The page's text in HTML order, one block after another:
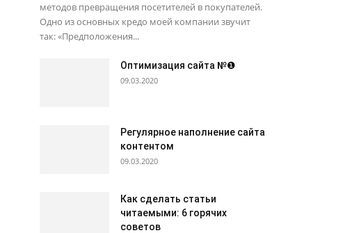
методов превращения посетителей в покупателей.
Одно из основных кредо моей компании звучит
так: «Предположения...
Оптимизация сайта №❶
09.03.2020
Регулярное наполнение сайта
контентом
09.03.2020
Как сделать статьи
читаемыми: 6 горячих
советов